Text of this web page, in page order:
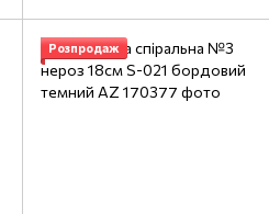
Розпродаж